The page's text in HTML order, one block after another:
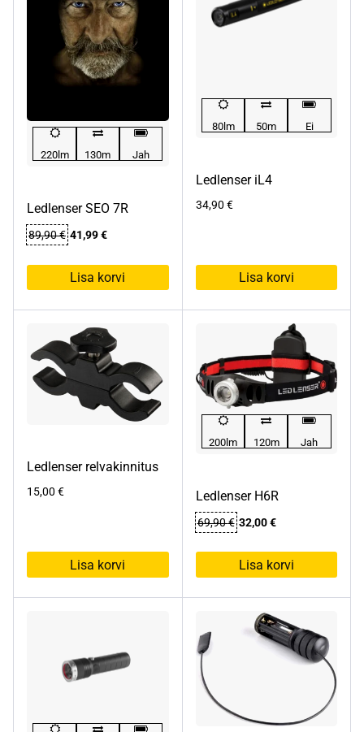
220lm 130m Jah
Ledlenser SEO 7R
89,90€ Algne
oli:
89,90 €.
41,99€Praegune
on:
41,99 €.
Lisa korvi
80lm 50m Ei
Ledlenser iL4
34,90 €
Lisa korvi
Ledlenser relvakinnitus
15,00 €
Lisa korvi
200lm 120m Jah
Ledlenser H6R
69,90€ Algne
oli:
69,90 €.
32,00€Praegune
on:
32,00 €.
Lisa korvi